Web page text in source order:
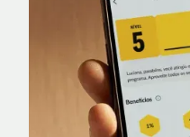
Nomad Lounge
Sala VIP no